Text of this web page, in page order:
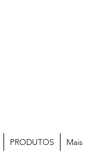
PRODUTOS Mais